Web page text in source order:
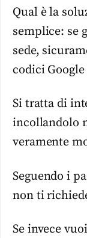
Qual è la
semplice: se
sede,
codici
Si tratta di
incollandolo
veramente
Seguendo i
non ti
Se invece